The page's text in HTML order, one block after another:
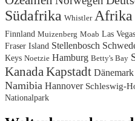
Südafrika Whistler Afrika
Finnland Muizenberg Moab Las Vegas
Fraser Island Stellenbosch
Keys Noetzie Hamburg Betty's Bay
KanadaKapstadt Dänemark
Namibia Hannover Schleswig-
Nationalpark